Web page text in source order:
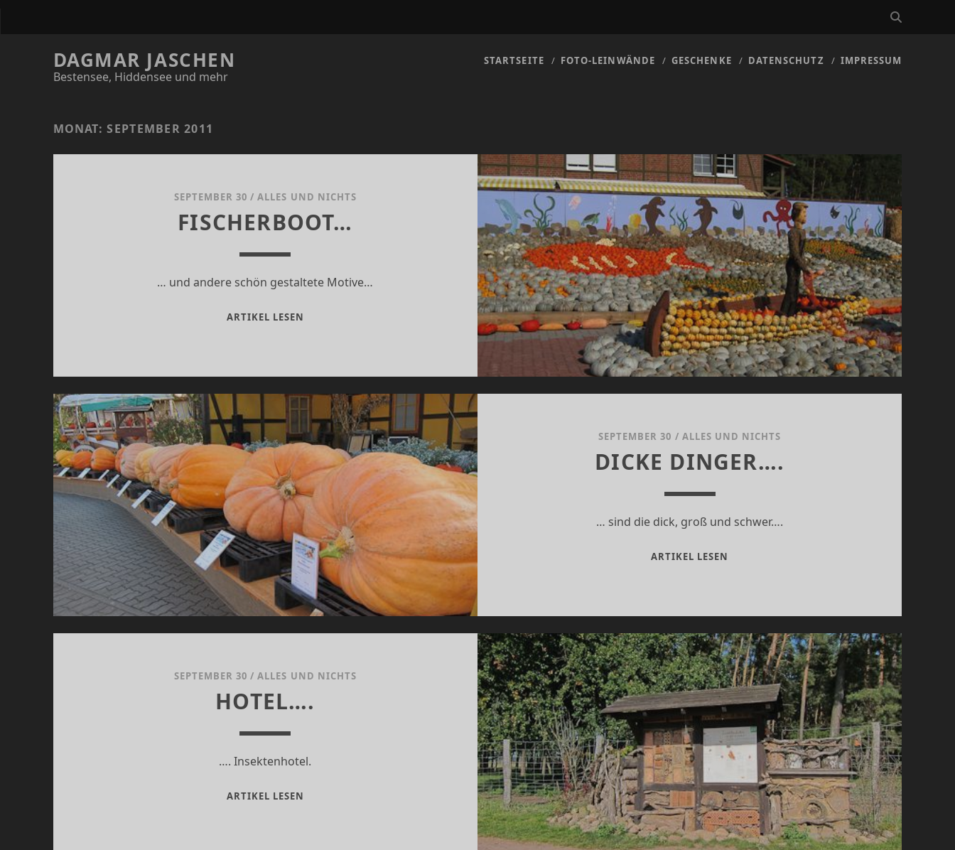
DAGMAR JASCHEN
Bestensee, Hiddensee und mehr
STARTSEITE FOTO-LEINWÄNDE GESCHENKE DATENSCHUTZ IMPRESSUM
MONAT:SEPTEMBER 2011
SEPTEMBER 30 /ALLES UND NICHTS
FISCHERBOOT…
… und andere schön gestaltete Motive…
ARTIKEL LESEN
SEPTEMBER 30 / ALLES UND NICHTS
DICKE DINGER….
… sind die dick, groß und schwer….
ARTIKEL LESEN
SEPTEMBER 30 /ALLES UND NICHTS
HOTEL….
…. Insektenhotel.
ARTIKEL LESEN